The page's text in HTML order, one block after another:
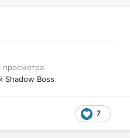
просмотра
Shadow Boss
7